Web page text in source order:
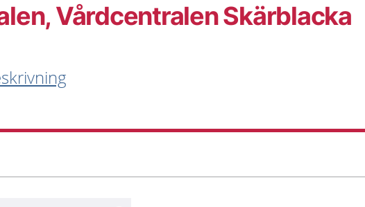
Vårdcentralen Skärblacka